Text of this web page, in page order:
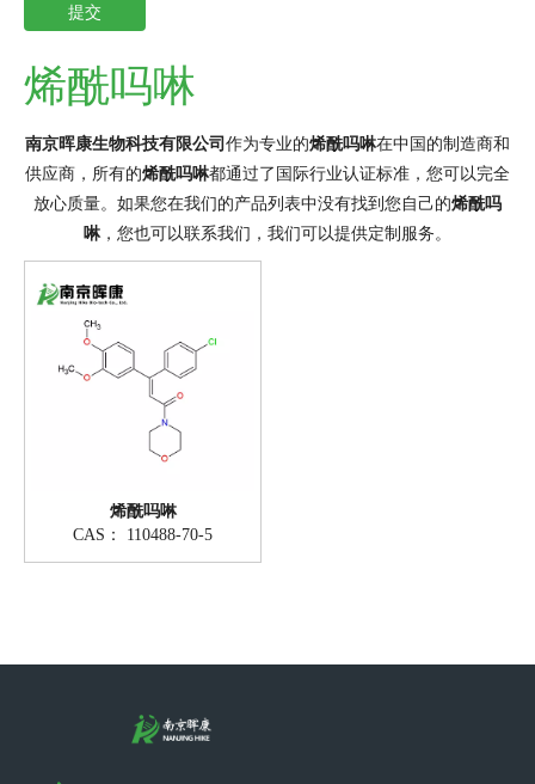
提交
烯酰吗啉
南京晖康生物科技有限公司 作为专业的烯酰吗啉在中国的制造商和
供应商，所有的烯酰吗啉都通过了国际行业认证标准，您可以完全
放心质量。如果您在我们的产品列表中没有找到您自己的烯酰吗
啉，您也可以联系我们，我们可以提供定制服务。
烯酰吗啉
CAS：
110488-70-5